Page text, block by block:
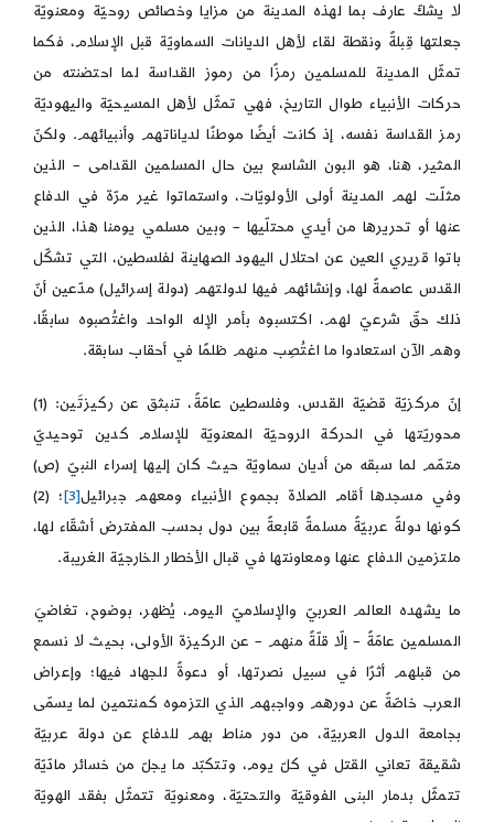
لا يشكّ عارف بما لهذه المدينة من مزايا وخصائص روحيّة ومعنويّة
جعلتها قِبلةً ونقطة لقاء لأهل الديانات السماويّة قبل الإسلام، فكما
تمثّل المدينة للمسلمين رمزًا من رموز القداسة لما احتضنته من
حركات الأنبياء طوال التاريخ، فهي تمثّل لأهل المسيحيّة واليهوديّة
رمز القداسة نفسه، إذ كانت أيضًا موطنًا لدياناتهم وأنبيائهم. ولكنّ
المثير، هنا، هو البون الشاسع بين حال المسلمين القدامى – الذين
مثلّت لهم المدينة أولى الأولويّات، واستماتوا غير مرّة في الدفاع
عنها أو تحريرها من أيدي محتلّيها – وبين مسلمي يومنا هذا، الذين
باتوا قريري العين عن احتلال اليهود الصهاينة لفلسطين، التي تشكّل
القدس عاصمةً لها، وإنشائهم فيها لدولتهم (دولة إسرائيل) مدّعين أنّ
ذلك حقّ شرعيّ لهم، اكتسبوه بأمر الإله الواحد واغتُصبوه سابقًا،
وهم الآن استعادوا ما اغتُصِب منهم ظلمًا في أحقاب سابقة.
إنّ مركزيّة قضيّة القدس، وفلسطين عامّةً، تنبثق عن ركيزتَين: (1)
محوريّتها في الحركة الروحيّة المعنويّة للإسلام كدين توحيديّ
متمّم لما سبقه من أديان سماويّة حيث كان إليها إسراء النبيّ (ص)
وفي مسجدها أقام الصلاة بجموع الأنبياء ومعهم جبرائيل[3]
؛ (2)
كونها دولةً عربيّةً مسلمةً قابعةً بين دول بحسب المفترض أشقّاء لها،
ملتزمين الدفاع عنها ومعاونتها في قبال الأخطار الخارجيّة الغريبة.
ما يشهده العالم العربيّ والإسلاميّ اليوم، يُظهر، بوضوح، تغاضيَ
المسلمين عامّةً – إلّا قلّةً منهم – عن الركيزة الأولى، بحيث لا نسمع
من قبلهم أثرًا في سبيل نصرتها، أو دعوةً للجهاد فيها؛ وإعراض
العرب خاصّةً عن دورهم وواجبهم الذي التزموه كمنتمين لما يسمّى
بجامعة الدول العربيّة، من دور مناط بهم للدفاع عن دولة عربيّة
شقيقة تعاني القتل في كلّ يوم، وتتكبّد ما يجلّ من خسائر مادّيّة
تتمثّل بدمار البنى الفوقيّة والتحتيّة، ومعنويّة تتمثّل بفقد الهويّة